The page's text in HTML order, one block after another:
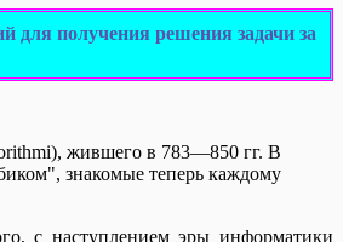
для получения решения задачи за
жившего в 783—850 гг. В
знакомые теперь каждому
с наступлением эры информатики